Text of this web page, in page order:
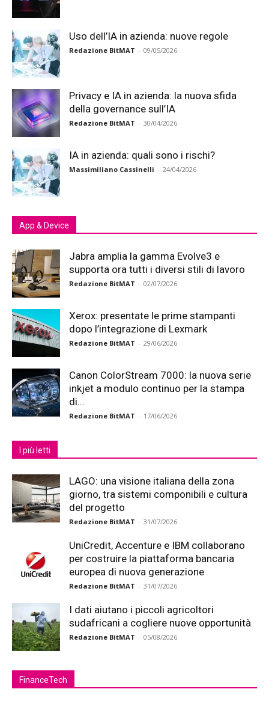
Uso dell’IA in azienda: nuove regole
Redazione BitMAT - 09/05/2026
Privacy e IA in azienda: la nuova sfida
della governance sull’IA
Redazione BitMAT - 30/04/2026
IA in azienda: quali sono i rischi?
Massimiliano Cassinelli - 24/04/2026
App & Device
Jabra amplia la gamma Evolve3 e
supporta ora tutti i diversi stili di lavoro
Redazione BitMAT - 02/07/2026
Xerox: presentate le prime stampanti
dopo l’integrazione di Lexmark
Redazione BitMAT - 29/06/2026
Canon ColorStream 7000: la nuova serie
inkjet a modulo continuo per la stampa
di...
Redazione BitMAT - 17/06/2026
I più letti
LAGO: una visione italiana della zona
giorno, tra sistemi componibili e cultura
del progetto
Redazione BitMAT - 31/07/2026
UniCredit, Accenture e IBM collaborano
per costruire la piattaforma bancaria
europea di nuova generazione
Redazione BitMAT - 31/07/2026
I dati aiutano i piccoli agricoltori
sudafricani a cogliere nuove opportunità
Redazione BitMAT - 05/08/2026
FinanceTech